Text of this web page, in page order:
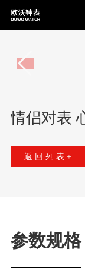
情侣对表
返回列表+
参数规格